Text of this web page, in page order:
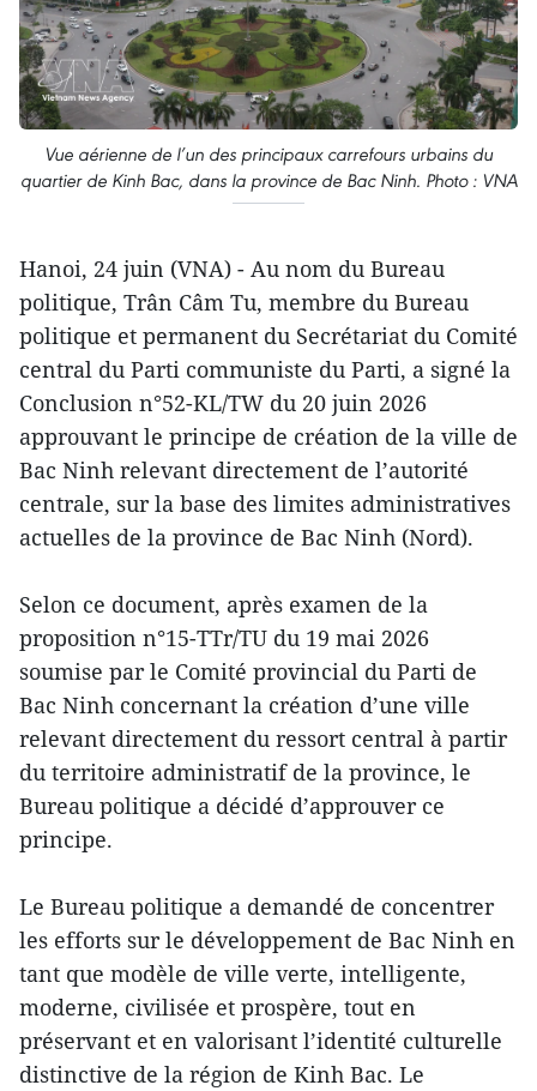
Vue aérienne de l’un des principaux carrefours urbains du
quartier de Kinh Bac, dans la province de Bac Ninh. Photo : VNA
Hanoi, 24 juin (VNA) - Au nom du Bureau
politique, Trân Câm Tu, membre du Bureau
politique et permanent du Secrétariat du Comité
central du Parti communiste du Parti, a signé la
Conclusion n°52-KL/TW du 20 juin 2026
approuvant le principe de création de la ville de
Bac Ninh relevant directement de l’autorité
centrale, sur la base des limites administratives
actuelles de la province de Bac Ninh (Nord).
Selon ce document, après examen de la
proposition n°15-TTr/TU du 19 mai 2026
soumise par le Comité provincial du Parti de
Bac Ninh concernant la création d’une ville
relevant directement du ressort central à partir
du territoire administratif de la province, le
Bureau politique a décidé d’approuver ce
principe.
Le Bureau politique a demandé de concentrer
les efforts sur le développement de Bac Ninh en
tant que modèle de ville verte, intelligente,
moderne, civilisée et prospère, tout en
préservant et en valorisant l’identité culturelle
distinctive de la région de Kinh Bac. Le